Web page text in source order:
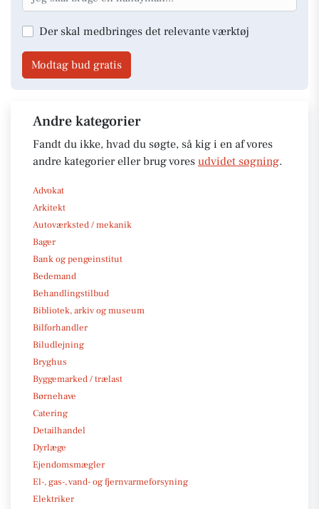
Der skal medbringes det relevante værktøj
Modtag bud gratis
Andre kategorier
Fandt du ikke, hvad du søgte, så kig i en af vores
andre kategorier eller brug vores udvidet søgning.
Advokat
Arkitekt
Autoværksted / mekanik
Bager
Bank og pengeinstitut
Bedemand
Behandlingstilbud
Bibliotek, arkiv og museum
Bilforhandler
Biludlejning
Bryghus
Byggemarked / trælast
Børnehave
Catering
Detailhandel
Dyrlæge
Ejendomsmægler
El-, gas-, vand- og fjernvarmeforsyning
Elektriker